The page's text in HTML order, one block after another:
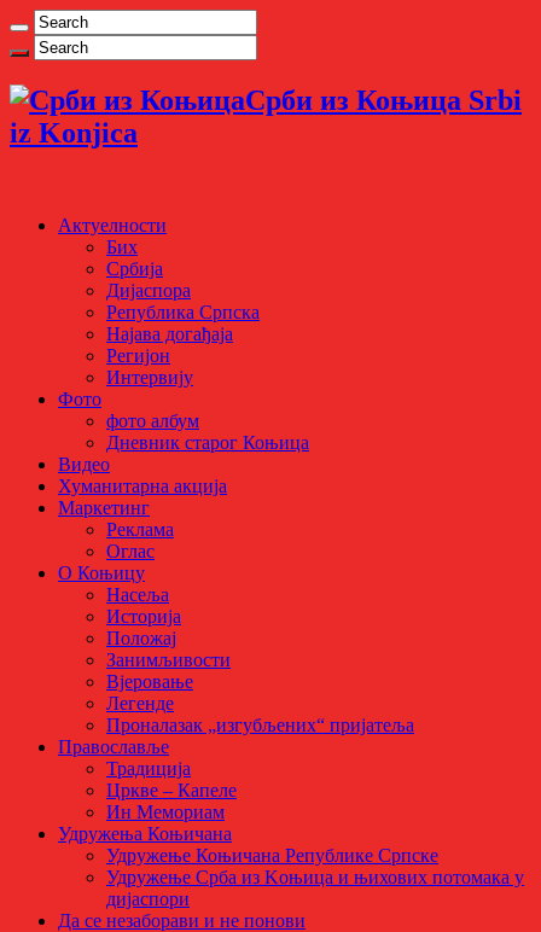
Срби из Коњица Srbi
iz Konjica
Актуелности
Бих
Србија
Дијаспора
Република Српска
Најава догађаја
Регијон
Интервију
Фото
фото албум
Дневник старог Коњица
Видео
Хуманитарна акција
Маркетинг
Реклама
Оглас
О Коњицу
Насеља
Историја
Положај
Занимљивости
Вјеровање
Легенде
Проналазак „изгубљених“ пријатеља
Православље
Традиција
Цркве – Капеле
Ин Мемориам
Удружења Коњичана
Удружење Коњичана Републике Српске
Удружење Срба из Kоњица и њихових потомака у
дијаспори
Да се незаборави и не понови